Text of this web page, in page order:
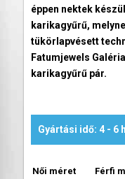
éppen nektek
karikagyűrű,
tükörlapvésett
Fatumjewels
karikagyűrű pár.
Gyártási idő: 4 - 6
Női méret Férfi